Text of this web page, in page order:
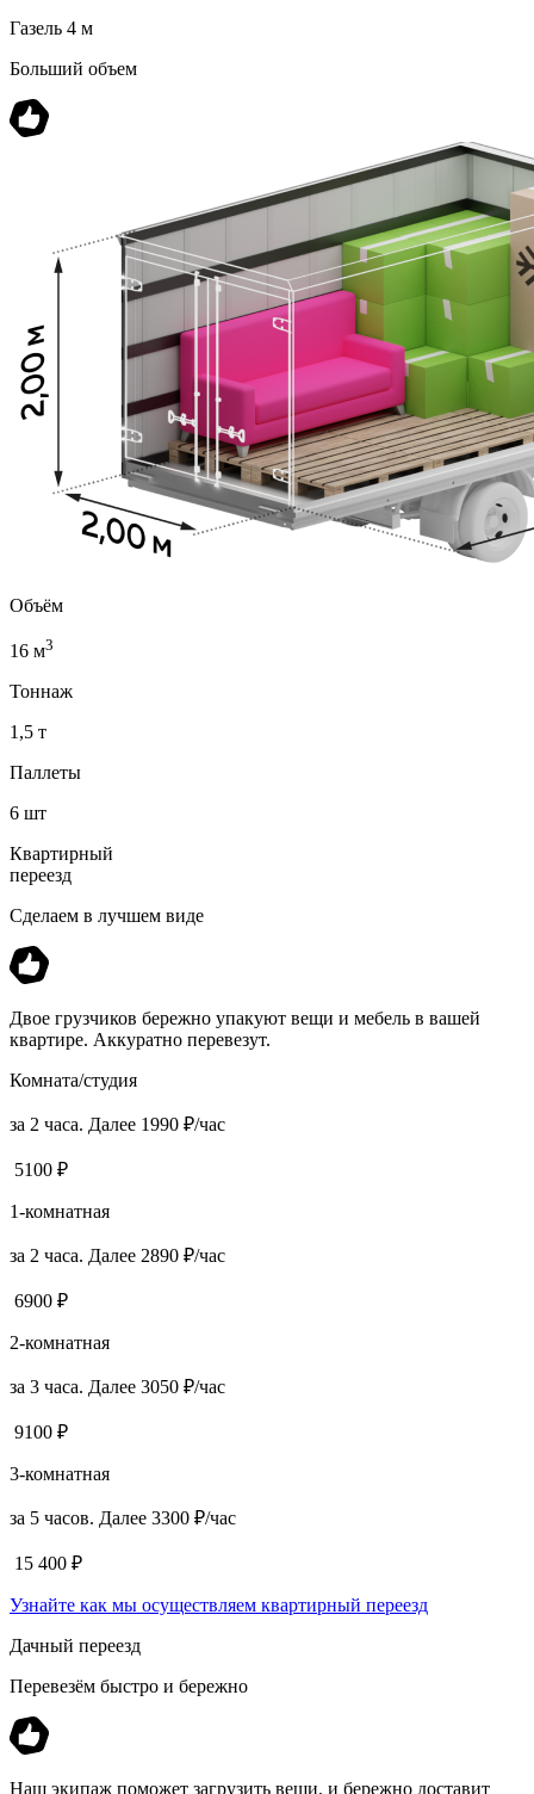
Газель 4 м
Больший объем
Объём
16 м3
Тоннаж
1,5 т
Паллеты
6 шт
Квартирный
переезд
Сделаем в лучшем виде
Двое грузчиков бережно упакуют вещи и мебель в вашей
квартире. Аккуратно перевезут.
Комната/студия
за 2 часа. Далее 1990 ₽/час
5100 ₽
1-комнатная
за 2 часа. Далее 2890 ₽/час
6900 ₽
2-комнатная
за 3 часа. Далее 3050 ₽/час
9100 ₽
3-комнатная
за 5 часов. Далее 3300 ₽/час
15 400 ₽
Узнайте как мы осуществляем квартирный переезд
Дачный переезд
Перевезём быстро и бережно
Наш экипаж поможет загрузить вещи, и бережно доставит